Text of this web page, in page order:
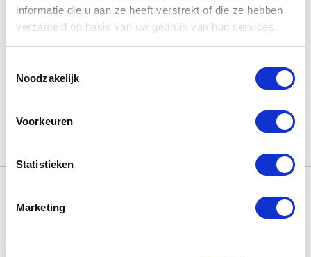
informatie die u aan ze heeft verstrekt of die ze hebben
verzameld op basis van uw gebruik van hun services.
Noodzakelijk
Voorkeuren
Statistieken
Marketing
Toevoegen om te vergelijken
Toevoegen aan verlanglijst
Specificaties